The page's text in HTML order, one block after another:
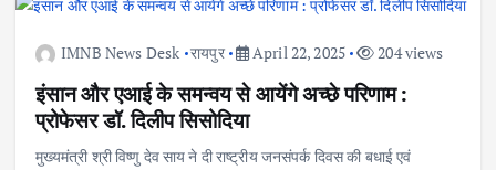
IMNB News Desk रायपुर April 22, 2025 204 views
इंसान और एआई के समन्वय से आयेंगे अच्छे परिणाम :
प्रोफेसर डॉ. दिलीप सिसोदिया
मुख्यमंत्री श्री विष्णु देव साय ने दी राष्ट्रीय जनसंपर्क दिवस की बधाई एवं